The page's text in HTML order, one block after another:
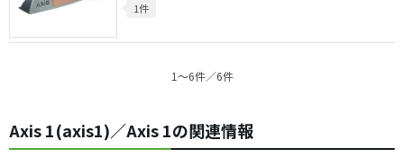
1件
1〜6件／6件
Axis 1(axis1)／Axis 1の関連情報